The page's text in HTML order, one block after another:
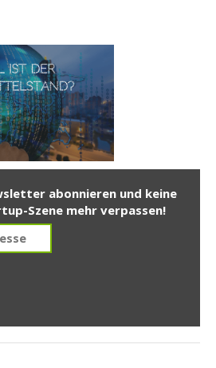
abonnieren und keine
Szene mehr verpassen!